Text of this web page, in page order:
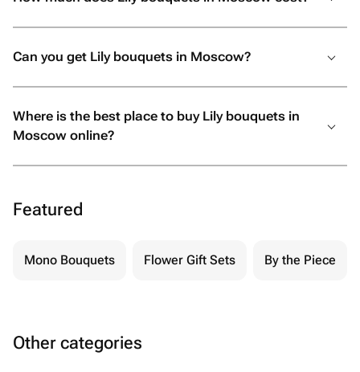
Can you get Lily bouquets in Moscow?
Where is the best place to buy Lily bouquets in
Moscow online?
Featured
Mono Bouquets Flower Gift Sets By the Piece
Other categories